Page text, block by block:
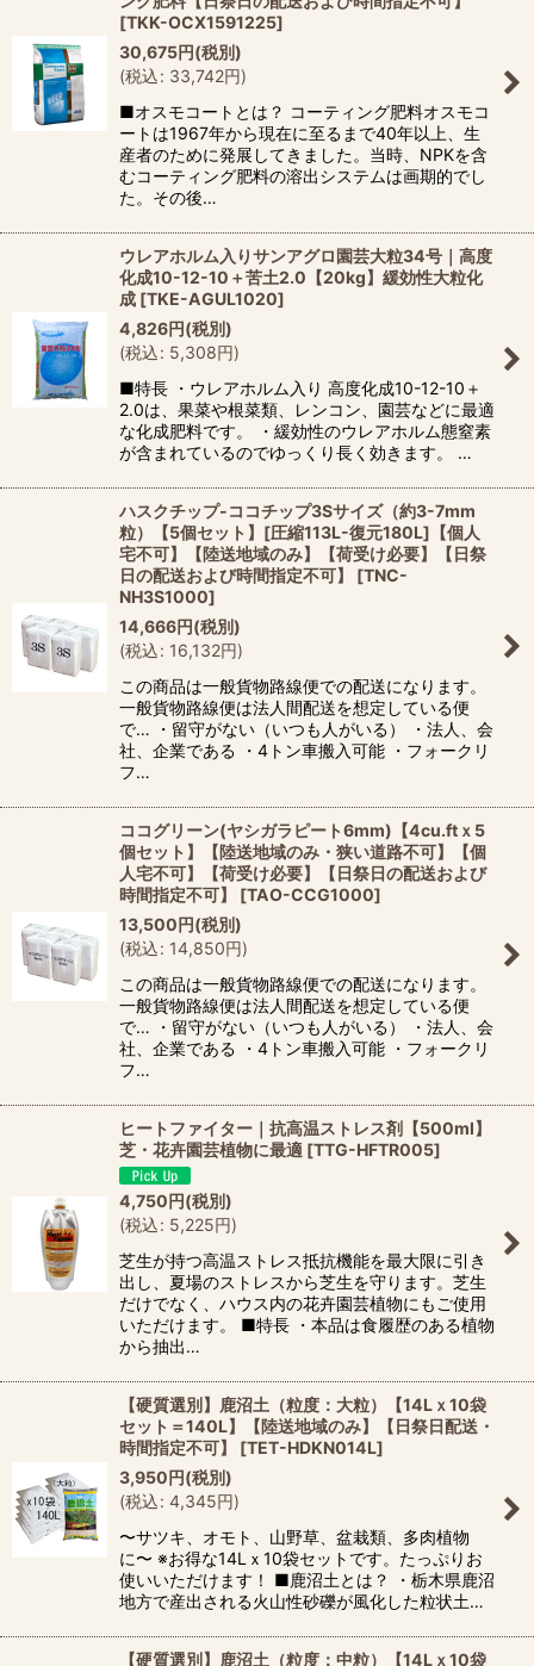
[TKK-OCX1591225]
30,675円(税別)
(税込: 33,742円)
■オスモコートとは？ コーティング肥料オスモコ
ートは1967年から現在に至るまで40年以上、生
産者のために発展してきました。当時、NPKを含
むコーティング肥料の溶出システムは画期的でし
た。その後…
ウレアホルム入りサンアグロ園芸大粒34号｜高度
化成10-12-10＋苦土2.0【20kg】緩効性大粒化
成 [TKE-AGUL1020]
4,826円(税別)
(税込: 5,308円)
■特長 ・ウレアホルム入り 高度化成10-12-10＋
2.0は、果菜や根菜類、レンコン、園芸などに最適
な化成肥料です。 ・緩効性のウレアホルム態窒素
が含まれているのでゆっくり長く効きます。 …
ハスクチップ-ココチップ3Sサイズ（約3-7mm
粒）【5個セット】[圧縮113L-復元180L]【個人
宅不可】【陸送地域のみ】【荷受け必要】【日祭
日の配送および時間指定不可】
[TNC-
NH3S1000]
14,666円(税別)
(税込: 16,132円)
この商品は一般貨物路線便での配送になります。
一般貨物路線便は法人間配送を想定している便
で… ・留守がない（いつも人がいる） ・法人、会
社、企業である ・4トン車搬入可能 ・フォークリ
フ…
ココグリーン(ヤシガラピート6mm)【4cu.ftｘ5
個セット】【陸送地域のみ・狭い道路不可】【個
人宅不可】【荷受け必要】【日祭日の配送および
時間指定不可】
[TAO-CCG1000]
13,500円(税別)
(税込: 14,850円)
この商品は一般貨物路線便での配送になります。
一般貨物路線便は法人間配送を想定している便
で… ・留守がない（いつも人がいる） ・法人、会
社、企業である ・4トン車搬入可能 ・フォークリ
フ…
ヒートファイター｜抗高温ストレス剤【500ml】
芝・花卉園芸植物に最適 [TTG-HFTR005]
4,750円(税別)
(税込: 5,225円)
芝生が持つ高温ストレス抵抗機能を最大限に引き
出し、夏場のストレスから芝生を守ります。芝生
だけでなく、ハウス内の花卉園芸植物にもご使用
いただけます。 ■特長 ・本品は食履歴のある植物
から抽出…
【硬質選別】鹿沼土（粒度：大粒）【14Lｘ10袋
セット＝140L】【陸送地域のみ】【日祭日配送・
時間指定不可】
[TET-HDKN014L]
3,950円(税別)
(税込: 4,345円)
〜サツキ、オモト、山野草、盆栽類、多肉植物
に〜 ※お得な14Lｘ10袋セットです。たっぷりお
使いいただけます！ ■鹿沼土とは？ ・栃木県鹿沼
地方で産出される火山性砂礫が風化した粒状土…
【硬質選別】鹿沼土（粒度：中粒）【14Lｘ10袋